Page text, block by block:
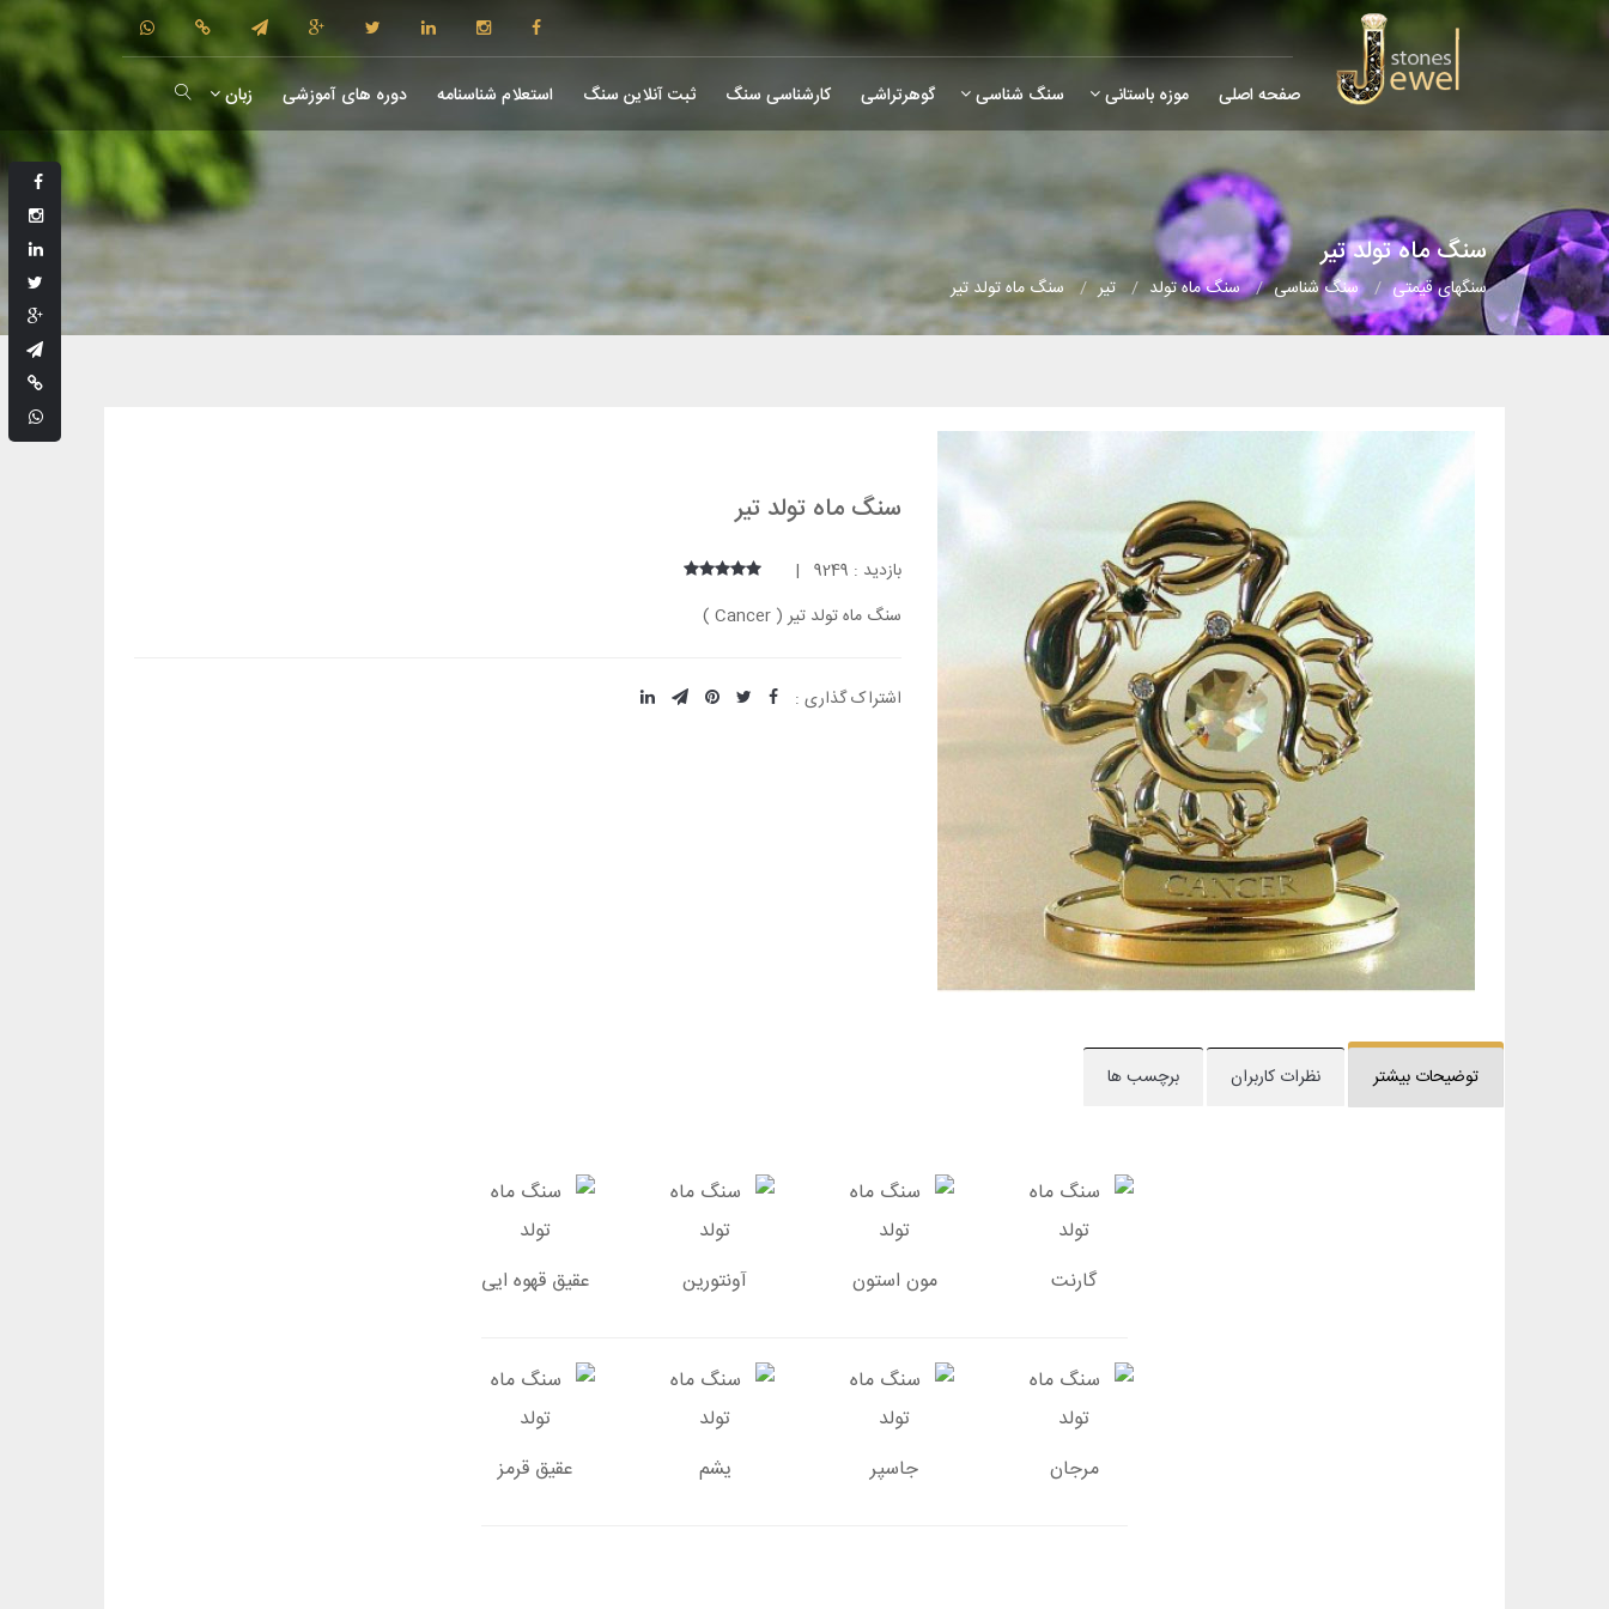
صفحه اصلی موزه باستانی سنگ شناسی گوهرتراشی کارشناسی سنگ ثبت آنلاین سنگ استعلام شناسنامه دوره های آموزشی زبان
سنگ ماه تولد تیر
سنگهای قیمتی سنگ شناسی سنگ ماه تولد تیر سنگ ماه تولد تیر
سنگ ماه تولد تیر
بازدید : 9249 |
سنگ ماه تولد تیر ( Cancer )
اشتراک گذاری :
توضیحات بیشتر نظرات کاربران برچسب ها
گارنت مون استون آونتورین عقیق قهوه ایی
مرجان جاسپر یشم عقیق قرمز